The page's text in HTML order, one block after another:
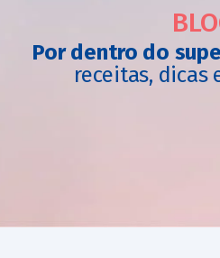
Por dentro do
receitas, dicas